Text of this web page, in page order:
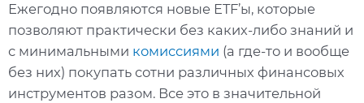
Ежегодно появляются новые ETF’ы, которые
позволяют практически без каких-либо знаний и
с минимальными комиссиями (а где-то и вообще
без них) покупать сотни различных финансовых
инструментов разом. Все это в значительной